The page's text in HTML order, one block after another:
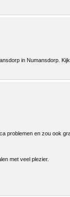
in Numansdorp.
problemen en zou ook
met veel plezier.